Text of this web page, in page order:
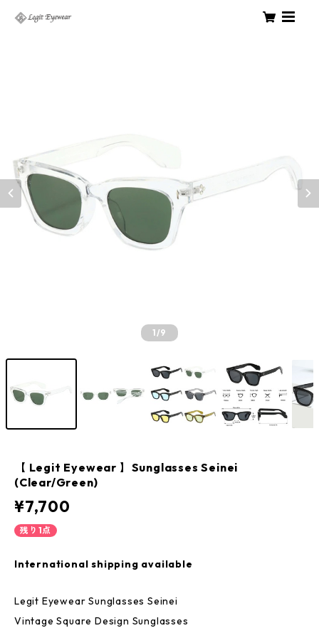
1/9
【 Legit Eyewear 】Sunglasses Seinei
(Clear/Green)
¥7,700
残り1点
International shipping available
Legit Eyewear Sunglasses Seinei
Vintage Square Design Sunglasses